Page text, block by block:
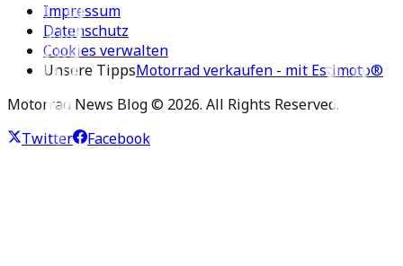
Impressum
Datenschutz
Cookies verwalten
Unsere TippsMotorrad verkaufen - mit Estimoto®
Motorrad News Blog © 2026. All Rights Reserved.
Twitter
Facebook